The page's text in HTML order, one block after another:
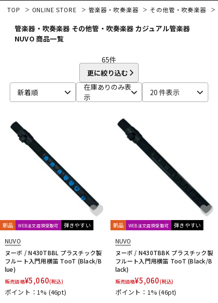
ベース ウクレレ
パーカッション
キーボード 電子ピアノ
TOP ONLINE STORE 管楽器・吹奏楽器 その他管・吹奏楽器
管楽器・吹奏楽器 その他管・吹奏楽器 カジュアル管楽器
NUVO 商品一覧
65件
更に絞り込む
新着順
在庫ありのみ表
示
20 件表示
新品 WEB注文店頭受取可 弾きやすい
NUVO
ヌーボ / N430TBBL プラスチック製
フルート入門用横笛 TooT (Black/B
lue)
販売価格¥5,060(税込)
ポイント：1% (46pt)
新品 WEB注文店頭受取可 弾きやすい
NUVO
ヌーボ / N430TBBK プラスチック製
フルート入門用横笛 TooT (Black/B
lack)
販売価格¥5,060(税込)
ポイント：1%(46pt)